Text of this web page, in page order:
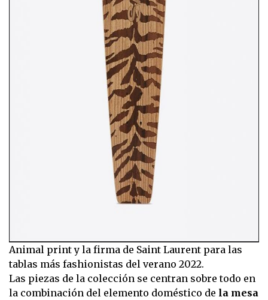
Animal print y la firma de Saint Laurent para las
tablas más fashionistas del verano 2022.
Las piezas de la colección se centran sobre todo en
la combinación del elemento doméstico de la mesa